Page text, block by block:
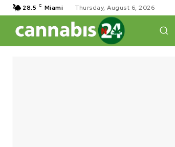
28.5 C Miami Thursday, August 6, 2026